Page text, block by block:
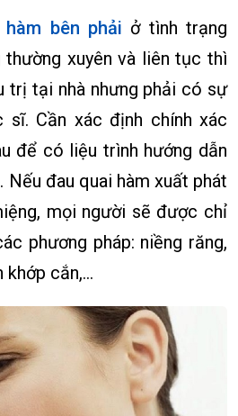
bên phải ở tình trạng
thường xuyên và liên tục thì
trị tại nhà nhưng phải có sự
sĩ. Cần xác định chính xác
để có liệu trình hướng dẫn
đau quai hàm xuất phát
mọi người sẽ được chỉ
phương pháp: niềng răng,
khớp cắn,…